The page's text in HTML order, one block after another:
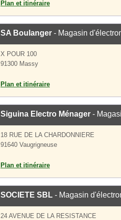
Plan et itinéraire
SA Boulanger - Magasin
X POUR 100
91300 Massy
Plan et itinéraire
Siguina Electro Ménager -
18 RUE DE LA CHARDONNIERE
91640 Vaugrigneuse
Plan et itinéraire
SOCIETE SBL - Magasin
24 AVENUE DE LA RESISTANCE